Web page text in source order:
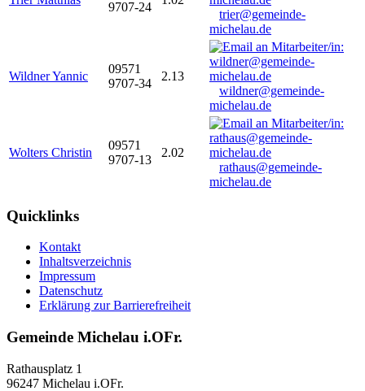
9707-24
trier@gemeinde-
michelau.de
Wildner Yannic
09571
9707-34
2.13
wildner@gemeinde-
michelau.de
Wolters Christin
09571
9707-13
2.02
rathaus@gemeinde-
michelau.de
Quicklinks
Kontakt
Inhaltsverzeichnis
Impressum
Datenschutz
Erklärung zur Barrierefreiheit
Gemeinde Michelau i.OFr.
Rathausplatz 1
96247 Michelau i.OFr.